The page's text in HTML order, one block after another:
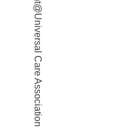
Copyright@Universal Care Association